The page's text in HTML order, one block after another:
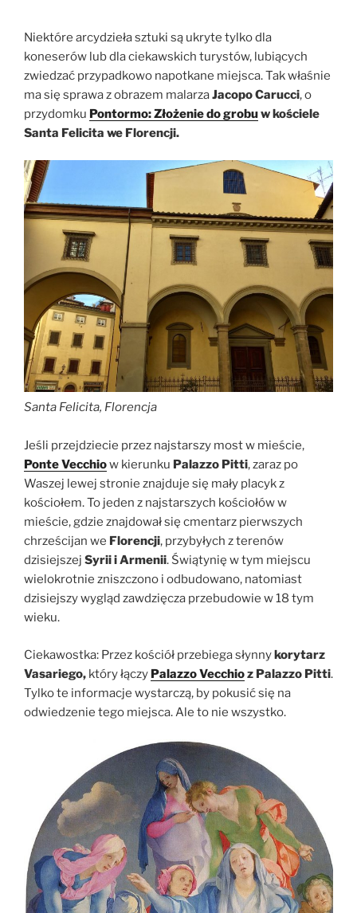
Niektóre arcydzieła sztuki są ukryte tylko dla
koneserów lub dla ciekawskich turystów, lubiących
zwiedzać przypadkowo napotkane miejsca. Tak właśnie
ma się sprawa z obrazem malarzaJacopo Carucci, o
przydomku Pontormo: Złożenie do grobuw kościele
Santa Felicita we Florencji.
Santa Felicita, Florencja
Jeśli przejdziecie przez najstarszy most w mieście,
Ponte Vecchiow kierunku Palazzo Pitti, zaraz po
Waszej lewej stronie znajduje się mały placyk z
kościołem. To jeden z najstarszych kościołów w
mieście, gdzie znajdował się cmentarz pierwszych
chrześcijan we Florencji, przybyłych z terenów
dzisiejszej Syrii i Armenii. Świątynię w tym miejscu
wielokrotnie zniszczono i odbudowano, natomiast
dzisiejszy wygląd zawdzięcza przebudowie w 18 tym
wieku.
Ciekawostka: Przez kościół przebiega słynnykorytarz
Vasariego, który łączy Palazzo Vecchioz Palazzo Pitti.
Tylko te informacje wystarczą, by pokusić się na
odwiedzenie tego miejsca. Ale to nie wszystko.